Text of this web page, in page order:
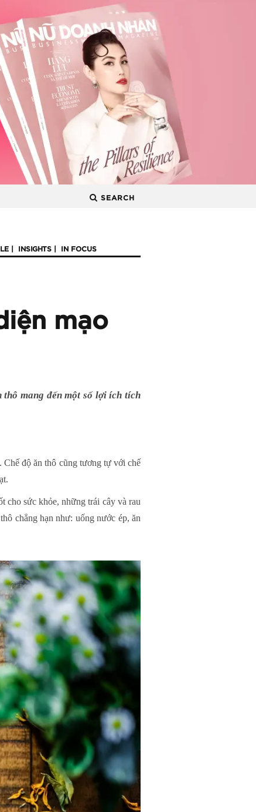
SEARCH
INSIGHTS IN FOCUS
mạo
thô mang đến một số lợi ích tích
độ ăn thô cũng tương tự với chế
cho sức khỏe, những trái cây và rau
chẳng hạn như: uống nước ép, ăn